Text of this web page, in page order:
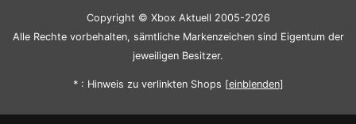
Copyright © Xbox Aktuell 2005-2026
Alle Rechte vorbehalten, sämtliche Markenzeichen sind Eigentum der
jeweiligen Besitzer.
* : Hinweis zu verlinkten Shops [einblenden]